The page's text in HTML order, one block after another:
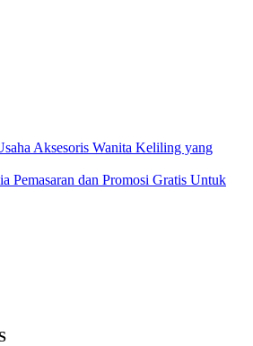
Aksesoris Wanita Keliling yang
Pemasaran dan Promosi Gratis Untuk